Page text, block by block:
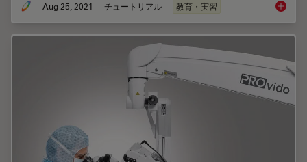
Aug 25, 2021 チュートリアル 教育・実習 How to